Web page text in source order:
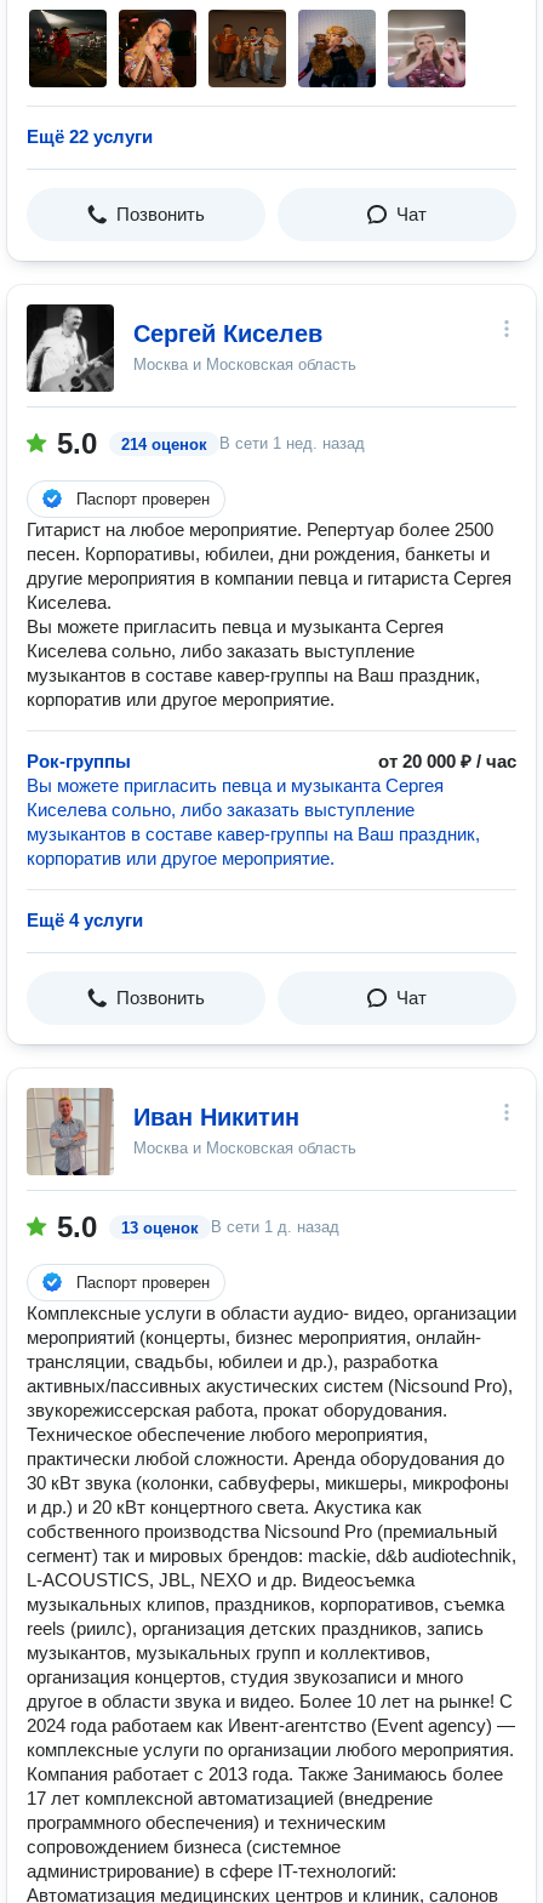
Ещё 22 услуги
Позвонить Чат
Сергей Киселев
Москва и Московская область
5.0 214 оценок В сети 1 нед. назад
Паспорт проверен
Гитарист на любое мероприятие. Репертуар более 2500
песен. Корпоративы, юбилеи, дни рождения, банкеты и
другие мероприятия в компании певца и гитариста Сергея
Киселева.
Вы можете пригласить певца и музыканта Сергея
Киселева сольно, либо заказать выступление
музыкантов в составе кавер-группы на Ваш праздник,
корпоратив или другое мероприятие.
Рок-группы
от 20 000 ₽ / час
Вы можете пригласить певца и музыканта Сергея
Киселева сольно, либо заказать выступление
музыкантов в составе кавер-группы на Ваш праздник,
корпоратив или другое мероприятие.
Ещё 4 услуги
Позвонить Чат
Иван Никитин
Москва и Московская область
5.0 13 оценок В сети 1 д. назад
Паспорт проверен
Комплексные услуги в области аудио- видео, организации
мероприятий (концерты, бизнес мероприятия, онлайн-
трансляции, свадьбы, юбилеи и др.), разработка
активных/пассивных акустических систем (Nicsound Pro),
звукорежиссерская работа, прокат оборудования.
Техническое обеспечение любого мероприятия,
практически любой сложности. Аренда оборудования до
30 кВт звука (колонки, сабвуферы, микшеры, микрофоны
и др.) и 20 кВт концертного света. Акустика как
собственного производства Nicsound Pro (премиальный
сегмент) так и мировых брендов: mackie, d&b audiotechnik,
L-ACOUSTICS, JBL, NEXO и др. Видеосъемка
музыкальных клипов, праздников, корпоративов, съемка
reels (риилс), организация детских праздников, запись
музыкантов, музыкальных групп и коллективов,
организация концертов, студия звукозаписи и много
другое в области звука и видео. Более 10 лет на рынке! С
2024 года работаем как Ивент-агентство (Event agency) —
комплексные услуги по организации любого мероприятия.
Компания работает с 2013 года. Также Занимаюсь более
17 лет комплексной автоматизацией (внедрение
программного обеспечения) и техническим
сопровождением бизнеса (системное
администрирование) в сфере IT-технологий:
Автоматизация медицинских центров и клиник, салонов